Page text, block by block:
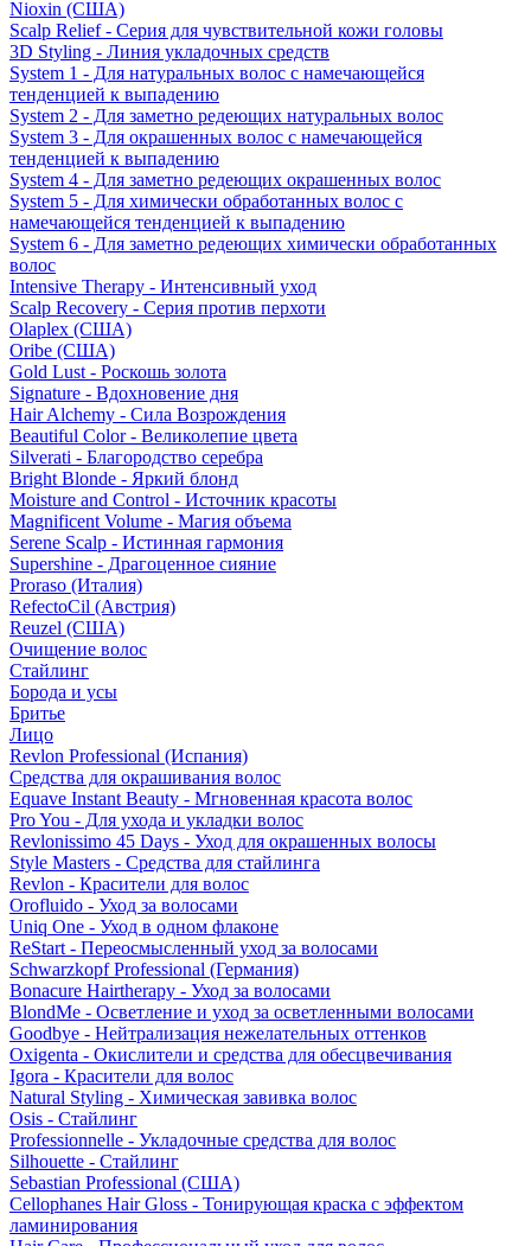
Nioxin (США)
Scalp Relief - Серия для чувствительной кожи головы
3D Styling - Линия укладочных средств
System 1 - Для натуральных волос с намечающейся
тенденцией к выпадению
System 2 - Для заметно редеющих натуральных волос
System 3 - Для окрашенных волос с намечающейся
тенденцией к выпадению
System 4 - Для заметно редеющих окрашенных волос
System 5 - Для химически обработанных волос с
намечающейся тенденцией к выпадению
System 6 - Для заметно редеющих химически обработанных
волос
Intensive Therapy - Интенсивный уход
Scalp Recovery - Серия против перхоти
Olaplex (США)
Oribe (США)
Gold Lust - Роскошь золота
Signature - Вдохновение дня
Hair Alchemy - Сила Возрождения
Beautiful Color - Великолепие цвета
Silverati - Благородство серебра
Bright Blonde - Яркий блонд
Moisture and Control - Источник красоты
Magnificent Volume - Магия объема
Serene Scalp - Истинная гармония
Supershine - Драгоценное сияние
Proraso (Италия)
RefectoCil (Австрия)
Reuzel (США)
Очищение волос
Стайлинг
Борода и усы
Бритье
Лицо
Revlon Professional (Испания)
Средства для окрашивания волос
Equave Instant Beauty - Мгновенная красота волос
Pro You - Для ухода и укладки волос
Revlonissimo 45 Days - Уход для окрашенных волосы
Style Masters - Средства для стайлинга
Revlon - Красители для волос
Orofluido - Уход за волосами
Uniq One - Уход в одном флаконе
ReStart - Переосмысленный уход за волосами
Schwarzkopf Professional (Германия)
Bonacure Hairtherapy - Уход за волосами
BlondMe - Осветление и уход за осветленными волосами
Goodbye - Нейтрализация нежелательных оттенков
Oxigenta - Окислители и средства для обесцвечивания
Igora - Красители для волос
Natural Styling - Химическая завивка волос
Osis - Стайлинг
Professionnelle - Укладочные средства для волос
Silhouette - Стайлинг
Sebastian Professional (США)
Cellophanes Hair Gloss - Тонирующая краска с эффектом
ламинирования